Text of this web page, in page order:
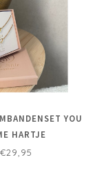
YOU
HARTJE
€29,95